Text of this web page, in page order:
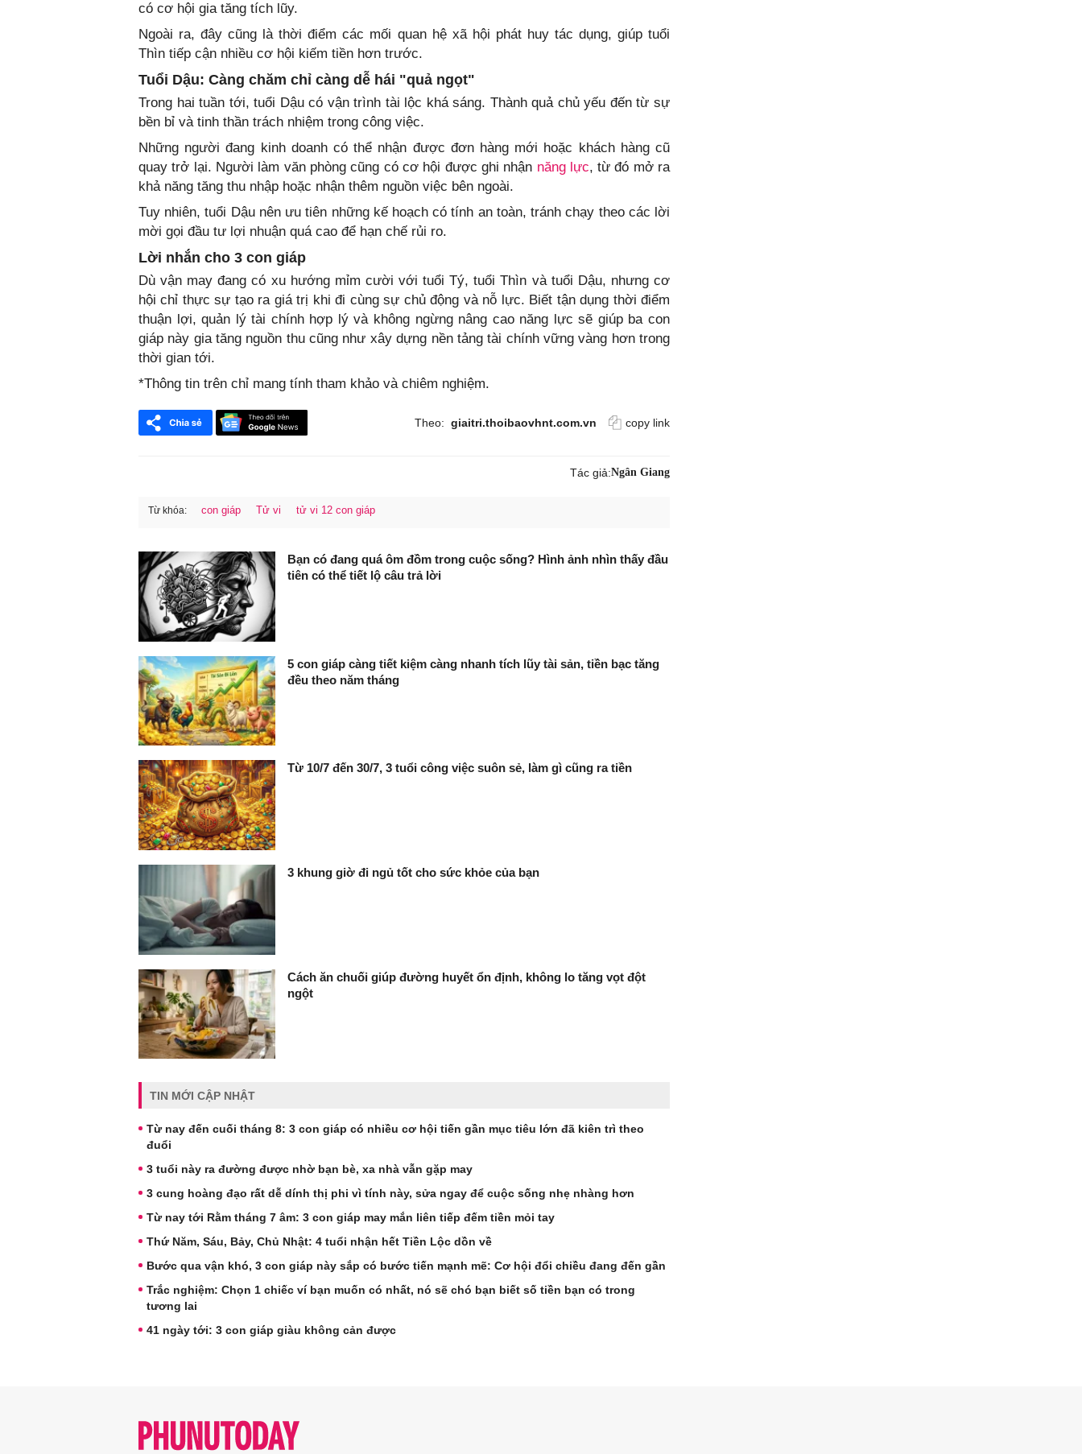
có cơ hội gia tăng tích lũy.
Ngoài ra, đây cũng là thời điểm các mối quan hệ xã hội phát huy tác dụng, giúp tuổi
Thìn tiếp cận nhiều cơ hội kiếm tiền hơn trước.
Tuổi Dậu: Càng chăm chỉ càng dễ hái "quả ngọt"
Trong hai tuần tới, tuổi Dậu có vận trình tài lộc khá sáng. Thành quả chủ yếu đến từ sự
bền bỉ và tinh thần trách nhiệm trong công việc.
Những người đang kinh doanh có thể nhận được đơn hàng mới hoặc khách hàng cũ
quay trở lại. Người làm văn phòng cũng có cơ hội được ghi nhận năng lực, từ đó mở ra
khả năng tăng thu nhập hoặc nhận thêm nguồn việc bên ngoài.
Tuy nhiên, tuổi Dậu nên ưu tiên những kế hoạch có tính an toàn, tránh chạy theo các lời
mời gọi đầu tư lợi nhuận quá cao để hạn chế rủi ro.
Lời nhắn cho 3 con giáp
Dù vận may đang có xu hướng mỉm cười với tuổi Tý, tuổi Thìn và tuổi Dậu, nhưng cơ
hội chỉ thực sự tạo ra giá trị khi đi cùng sự chủ động và nỗ lực. Biết tận dụng thời điểm
thuận lợi, quản lý tài chính hợp lý và không ngừng nâng cao năng lực sẽ giúp ba con
giáp này gia tăng nguồn thu cũng như xây dựng nền tảng tài chính vững vàng hơn trong
thời gian tới.
*Thông tin trên chỉ mang tính tham khảo và chiêm nghiệm.
Theo: giaitri.thoibaovhnt.com.vn copy link
Tác giả:Ngân Giang
Từ khóa: con giáp Tử vi tử vi 12 con giáp
Bạn có đang quá ôm đồm trong cuộc sống? Hình ảnh nhìn thấy đầu
tiên có thể tiết lộ câu trả lời
5 con giáp càng tiết kiệm càng nhanh tích lũy tài sản, tiền bạc tăng
đều theo năm tháng
Từ 10/7 đến 30/7, 3 tuổi công việc suôn sẻ, làm gì cũng ra tiền
3 khung giờ đi ngủ tốt cho sức khỏe của bạn
Cách ăn chuối giúp đường huyết ổn định, không lo tăng vọt đột
ngột
TIN MỚI CẬP NHẬT
Từ nay đến cuối tháng 8: 3 con giáp có nhiều cơ hội tiến gần mục tiêu lớn đã kiên trì theo
đuổi
3 tuổi này ra đường được nhờ bạn bè, xa nhà vẫn gặp may
3 cung hoàng đạo rất dễ dính thị phi vì tính này, sửa ngay để cuộc sống nhẹ nhàng hơn
Từ nay tới Rằm tháng 7 âm: 3 con giáp may mắn liên tiếp đếm tiền mỏi tay
Thứ Năm, Sáu, Bảy, Chủ Nhật: 4 tuổi nhận hết Tiền Lộc dồn về
Bước qua vận khó, 3 con giáp này sắp có bước tiến mạnh mẽ: Cơ hội đổi chiều đang đến gần
Trắc nghiệm: Chọn 1 chiếc ví bạn muốn có nhất, nó sẽ chó bạn biết số tiền bạn có trong
tương lai
41 ngày tới: 3 con giáp giàu không cản được